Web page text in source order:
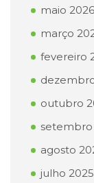
maio 2026
março
fevereiro
outubro
setembro
agosto
julho 2025